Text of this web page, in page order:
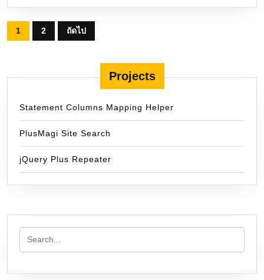
Posts
pagination
1 2 ถัดไป
Projects
Statement Columns Mapping Helper
PlusMagi Site Search
jQuery Plus Repeater